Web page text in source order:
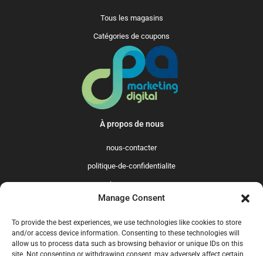
Manage Consent
To provide the best experiences, we use technologies like cookies to store
and/or access device information. Consenting to these technologies will
allow us to process data such as browsing behavior or unique IDs on this
site. Not consenting or withdrawing consent, may adversely affect certain
Tous les magasins
Catégories de coupons
À propos de nous
nous-contacter
politique-de-confidentialite
qui-sommes-nous
US GB FR IT ES NL AU BR CA